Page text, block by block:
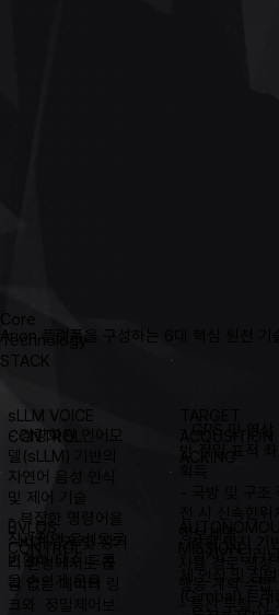
Core
Technology
STACK
Arion 플랫폼을 구성하는 6대 핵심 원천 기술
sLLM VOICE
CONTROL
- 경량화된 언어모
델(sLLM) 기반의
자연어 음성 인식
및 제어 기술
- 복잡한 명령어을
직관적인 음성으로
변환해 다수 드론
을 손쉽게 운용
BVLOS
CONTROL
- 비가시권 및 장거
리 환경에서도 끊
김 없는 데이터 링
크와 정밀제어보